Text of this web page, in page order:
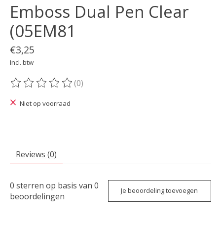
Emboss Dual Pen Clear
(05EM81
€3,25
Incl. btw
De beoordeling van dit product is
(0)
Niet op voorraad
Reviews (0)
0 sterren op basis van 0
beoordelingen
Je beoordeling toevoegen